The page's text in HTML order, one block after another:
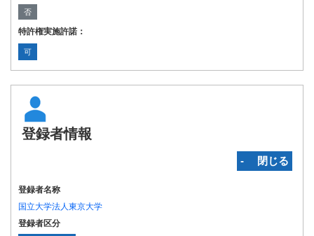
否
特許権実施許諾：
可
登録者情報
‐ 閉じる
登録者名称
国立大学法人東京大学
登録者区分